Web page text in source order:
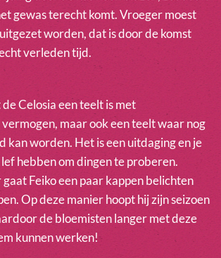
gewas terecht komt. Vroeger moest
worden, dat is door de komst
verleden tijd.
Celosia een teelt is met
maar ook een teelt waar nog
kan worden. Het is een uitdaging en je
hebben om dingen te proberen.
Feiko een paar kappen belichten
Op deze manier hoopt hij zijn seizoen
de bloemisten langer met deze
kunnen werken!